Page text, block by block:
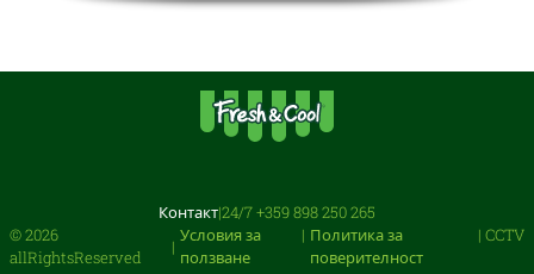
Контакт|24/7+359 898 250 265
© 2026
allRightsReserved
|
Условия за
ползване
Политика за
поверителност
CCTV